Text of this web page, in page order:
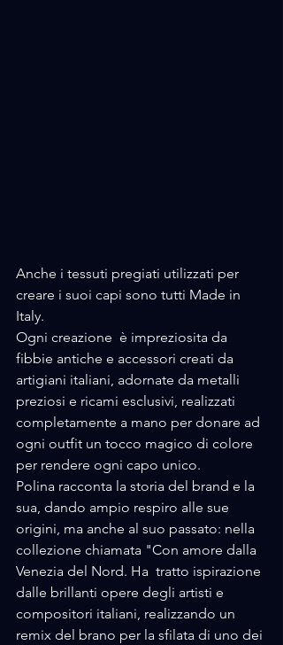
Anche i tessuti pregiati utilizzati per
creare i suoi capi sono tutti Made in
Italy.
Ogni creazione  è impreziosita da
fibbie antiche e accessori creati da
artigiani italiani, adornate da metalli
preziosi e ricami esclusivi, realizzati
completamente a mano per donare ad
ogni outfit un tocco magico di colore
per rendere ogni capo unico.
Polina racconta la storia del brand e la
sua, dando ampio respiro alle sue
origini, ma anche al suo passato: nella
collezione chiamata "Con amore dalla
Venezia del Nord. Ha  tratto ispirazione
dalle brillanti opere degli artisti e
compositori italiani, realizzando un
remix del brano per la sfilata di uno dei